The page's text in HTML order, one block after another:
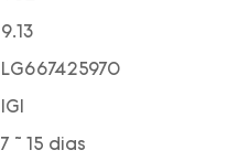
9.13
LG667425970
IGI
7 ~ 15 dias